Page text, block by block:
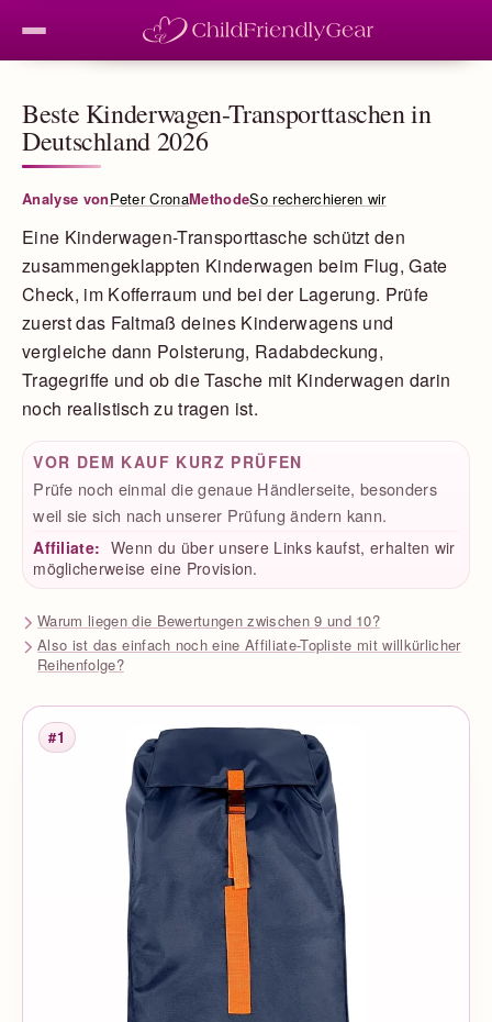
Beste Kinderwagen-Transporttaschen in
Deutschland 2026
Analyse vonPeter CronaMethodeSo recherchieren wir
Eine Kinderwagen-Transporttasche schützt den
zusammengeklappten Kinderwagen beim Flug, Gate
Check, im Kofferraum und bei der Lagerung. Prüfe
zuerst das Faltmaß deines Kinderwagens und
vergleiche dann Polsterung, Radabdeckung,
Tragegriffe und ob die Tasche mit Kinderwagen darin
noch realistisch zu tragen ist.
VOR DEM KAUF KURZ PRÜFEN
Prüfe noch einmal die genaue Händlerseite, besonders
weil sie sich nach unserer Prüfung ändern kann.
Affiliate: Wenn du über unsere Links kaufst, erhalten wir
möglicherweise eine Provision.
Warum liegen die Bewertungen zwischen 9 und 10?
Also ist das einfach noch eine Affiliate-Topliste mit willkürlicher
Reihenfolge?
Platzierung
#1